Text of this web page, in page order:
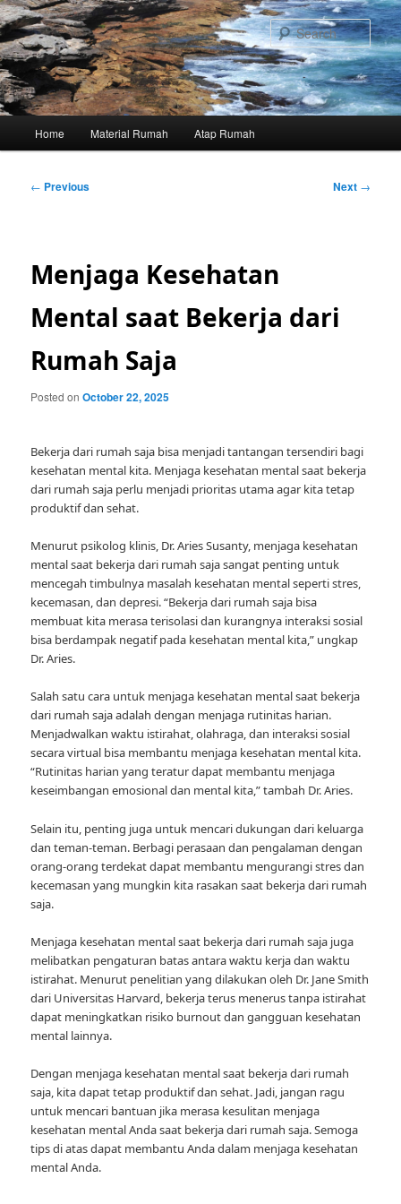
Skip
to
primary
content
Home Material Rumah Atap Rumah
Post
← Previous Next →
Menjaga Kesehatan
Mental saat Bekerja dari
Rumah Saja
Posted onOctober 22, 2025
Bekerja dari rumah saja bisa menjadi tantangan tersendiri bagi
kesehatan mental kita. Menjaga kesehatan mental saat bekerja
dari rumah saja perlu menjadi prioritas utama agar kita tetap
produktif dan sehat.
Menurut psikolog klinis, Dr. Aries Susanty, menjaga kesehatan
mental saat bekerja dari rumah saja sangat penting untuk
mencegah timbulnya masalah kesehatan mental seperti stres,
kecemasan, dan depresi. “Bekerja dari rumah saja bisa
membuat kita merasa terisolasi dan kurangnya interaksi sosial
bisa berdampak negatif pada kesehatan mental kita,” ungkap
Dr. Aries.
Salah satu cara untuk menjaga kesehatan mental saat bekerja
dari rumah saja adalah dengan menjaga rutinitas harian.
Menjadwalkan waktu istirahat, olahraga, dan interaksi sosial
secara virtual bisa membantu menjaga kesehatan mental kita.
“Rutinitas harian yang teratur dapat membantu menjaga
keseimbangan emosional dan mental kita,” tambah Dr. Aries.
Selain itu, penting juga untuk mencari dukungan dari keluarga
dan teman-teman. Berbagi perasaan dan pengalaman dengan
orang-orang terdekat dapat membantu mengurangi stres dan
kecemasan yang mungkin kita rasakan saat bekerja dari rumah
saja.
Menjaga kesehatan mental saat bekerja dari rumah saja juga
melibatkan pengaturan batas antara waktu kerja dan waktu
istirahat. Menurut penelitian yang dilakukan oleh Dr. Jane Smith
dari Universitas Harvard, bekerja terus menerus tanpa istirahat
dapat meningkatkan risiko burnout dan gangguan kesehatan
mental lainnya.
Dengan menjaga kesehatan mental saat bekerja dari rumah
saja, kita dapat tetap produktif dan sehat. Jadi, jangan ragu
untuk mencari bantuan jika merasa kesulitan menjaga
kesehatan mental Anda saat bekerja dari rumah saja. Semoga
tips di atas dapat membantu Anda dalam menjaga kesehatan
mental Anda.